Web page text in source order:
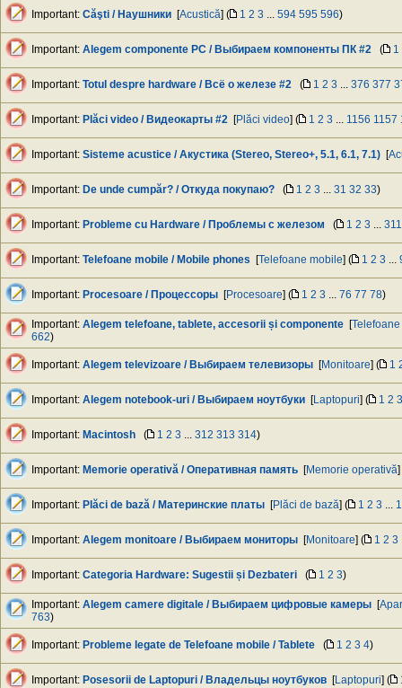
Important: Căşti / Наушники [Acustică] ( 1 2 3 ... 594 595 596)
Important: Alegem componente PC / Выбираем компоненты ПК #2 ( 1
Important: Totul despre hardware / Всё о железе #2 ( 1 2 3 ... 376 377
Important: Plăci video / Видеокарты #2 [Plăci video] ( 1 2 3 ... 1156 1157
Important: Sisteme acustice / Акустика (Stereo, Stereo+, 5.1, 6.1, 7.1) [
Important: De unde cumpăr? / Откуда покупаю? ( 1 2 3 ... 31 32 33)
Important: Probleme cu Hardware / Проблемы с железом ( 1 2 3 ... 311
Important: Telefoane mobile / Mobile phones [Telefoane mobile] ( 1 2 3 ...
Important: Procesoare / Процессоры [Procesoare] ( 1 2 3 ... 76 77 78)
Important: Alegem telefoane, tablete, accesorii și componente [
662)
Important: Alegem televizoare / Выбираем телевизоры [Monitoare] ( 1
Important: Alegem notebook-uri / Выбираем ноутбуки [Laptopuri] ( 1 2 3
Important: Macintosh ( 1 2 3 ... 312 313 314)
Important: Memorie operativă / Оперативная память [Memorie operativă
Important: Plăci de bază / Материнские платы [Plăci de bază] ( 1 2 3 ...
Important: Alegem monitoare / Выбираем мониторы [Monitoare] ( 1 2 3
Important: Categoria Hardware: Sugestii și Dezbateri ( 1 2 3)
Important: Alegem camere digitale / Выбираем цифровые камеры [
763)
Important: Probleme legate de Telefoane mobile / Tablete ( 1 2 3 4)
Important: Posesorii de Laptopuri / Владельцы ноутбуков [Laptopuri] (